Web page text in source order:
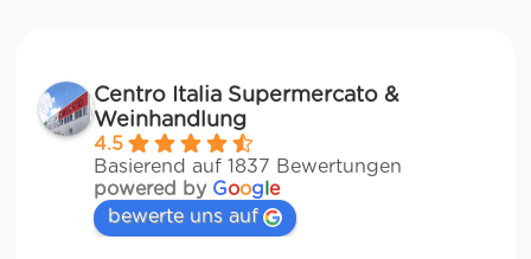
Centro Italia Supermercato &
Weinhandlung
4.5
Basierend auf 1837 Bewertungen
powered by Google
bewerte uns auf